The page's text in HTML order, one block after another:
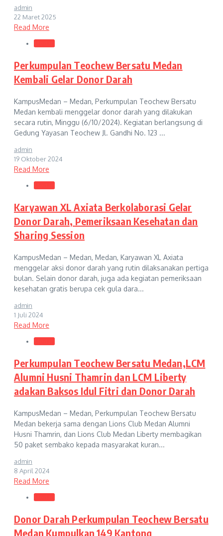
admin
22 Maret 2025
Read More
Medan
Perkumpulan Teochew Bersatu Medan
Kembali Gelar Donor Darah
KampusMedan – Medan, Perkumpulan Teochew Bersatu
Medan kembali menggelar donor darah yang dilakukan
secara rutin, Minggu (6/10/2024). Kegiatan berlangsung di
Gedung Yayasan Teochew Jl. Gandhi No. 123 ...
admin
19 Oktober 2024
Read More
Medan
Karyawan XL Axiata Berkolaborasi Gelar
Donor Darah, Pemeriksaan Kesehatan dan
Sharing Session
KampusMedan – Medan, Medan, Karyawan XL Axiata
menggelar aksi donor darah yang rutin dilaksanakan pertiga
bulan. Selain donor darah, juga ada kegiatan pemeriksaan
kesehatan gratis berupa cek gula dara...
admin
1 Juli 2024
Read More
Medan
Perkumpulan Teochew Bersatu Medan,LCM
Alumni Husni Thamrin dan LCM Liberty
adakan Baksos Idul Fitri dan Donor Darah
KampusMedan – Medan, Perkumpulan Teochew Bersatu
Medan bekerja sama dengan Lions Club Medan Alumni
Husni Thamrin, dan Lions Club Medan Liberty membagikan
50 paket sembako kepada masyarakat kuran...
admin
8 April 2024
Read More
Medan
Donor Darah Perkumpulan Teochew Bersatu
Medan Kumpulkan 149 Kantong